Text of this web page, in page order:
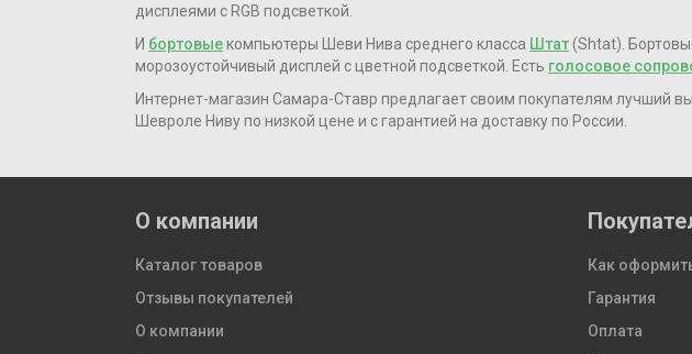
дисплеями с RGB подсветкой.
И бортовыекомпьютеры Шеви Нива среднего класса Штат(Shtat).
морозоустойчивый дисплей с цветной подсветкой. Есть голосовое
Интернет-магазин Самара-Ставр предлагает своим покупателям лучший
Шевроле Ниву по низкой цене и с гарантией на доставку по России.
О компании
Каталог товаров
Отзывы покупателей
О компании
Как
Гарантия
Оплата